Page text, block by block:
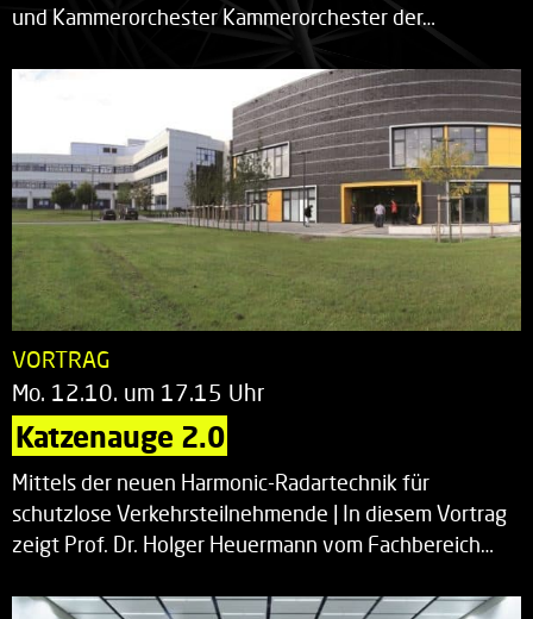
und Kammerorchester Kammerorchester der…
VORTRAG
Mo. 12.10. um 17.15 Uhr
Katzenauge 2.0
Mittels der neuen Harmonic-Radartechnik für
schutzlose Verkehrsteilnehmende | In diesem Vortrag
zeigt Prof. Dr. Holger Heuermann vom Fachbereich…